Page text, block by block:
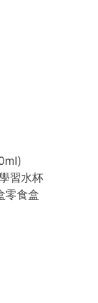
習水杯
零食盒